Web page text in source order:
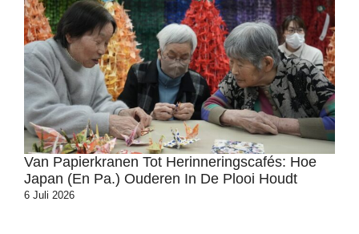
Van Papierkranen Tot Herinneringscafés: Hoe
Japan (en Pa.) Ouderen In De Plooi Houdt
6 Juli 2026